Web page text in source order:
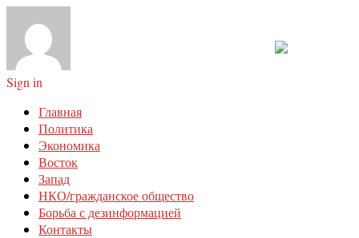
Sign in
Главная
Политика
Экономика
Восток
Запад
НКО/гражданское общество
Борьба с дезинформацией
Контакты